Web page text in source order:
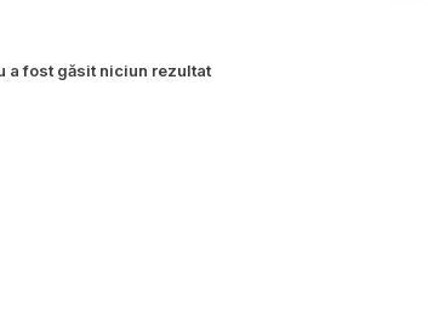
a fost găsit niciun rezultat